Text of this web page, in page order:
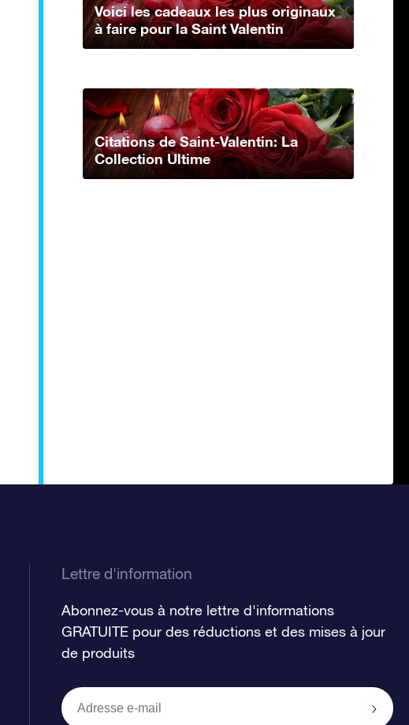
Voici les cadeaux les plus originaux
à faire pour la Saint Valentin
Citations de Saint-Valentin: La
Collection Ultime
Lettre d'information
Abonnez-vous à notre lettre d'informations
GRATUITE pour des réductions et des mises à jour
de produits